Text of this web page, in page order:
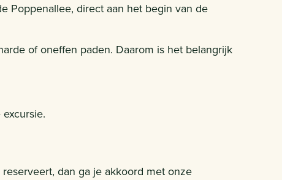
Poppenallee, direct aan het begin van de
of oneffen paden. Daarom is het belangrijk
dan ga je akkoord met onze